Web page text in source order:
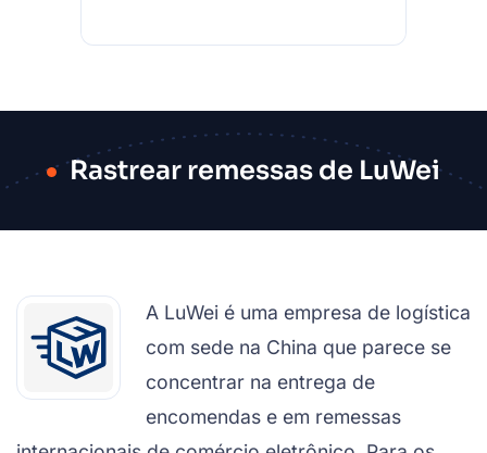
Rastrear remessas de LuWei
A LuWei é uma empresa de logística
com sede na China que parece se
concentrar na entrega de
encomendas e em remessas